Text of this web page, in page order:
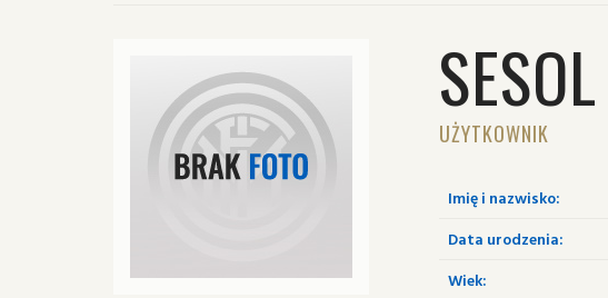
SESOL
UŻYTKOWNIK
Imię i nazwisko:
Data urodzenia:
Wiek: